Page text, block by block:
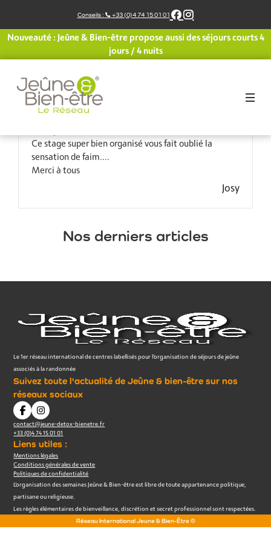
contenu
Conseils : +33 (0)4 74 15 01 01
Nouveauté : Jeûne & Bien-être propose aussi des séjours courts 4
jours / 4 nuits
Pour moi c’était mon 4eme jeûne, et l’expérience
était encore plus MAGNIFIQUE que les précédentes.
Les ballades étaient un enchantement, l’équipe était
au top.
Le riad de toute beauté.
C’est vraiment bien de sortir vers le monde extérieur
Ce stage super bien organisé vous fait oublié la
sensation de faim….
Merci à tous
Josy
Nos derniers articles
Le 1er réseau international de centres labellisés pour l’organisation de séjours de jeûne
associés à la randonnée
Suivez toute l'actualité de Jeûne & bien-être sur nos
réseaux sociaux
contact@jeune-detox-bienetre.fr
+33 (0)4 74 15 01 01
Liens utiles :
Mentions légales
Conditions générales de vente
Politiques de confidentialité
L’organisation des semaines Jeûne & Bien-être est libre de toute appartenance politique,
partisane ou religieuse.
Les règles élémentaires de bienveillance, discrétion et secret professionnel sont respectées.
Réseau International Jeune & Bien-Être ©